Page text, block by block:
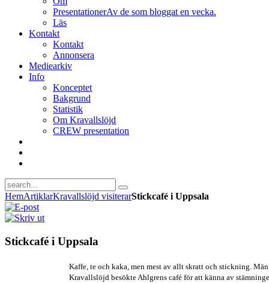
PresentationerAv de som bloggat en vecka.
Läs
Kontakt
Kontakt
Annonsera
Mediearkiv
Info
Konceptet
Bakgrund
Statistik
Om Kravallslöjd
CREW presentation
HemArtiklarKravallslöjd visiterarStickcafé i Uppsala
Stickcafé i Uppsala
Kaffe, te och kaka, men mest av allt skratt och stickning.
Kravallslöjd besökte Ahlgrens café för att känna av